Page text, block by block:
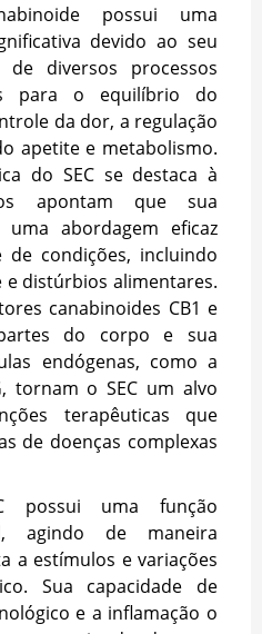
possui uma
devido ao seu
diversos processos
para o equilíbrio do
da dor, a regulação
apetite e metabolismo.
do SEC se destaca à
apontam que sua
abordagem eficaz
condições, incluindo
e distúrbios alimentares.
canabinoides CB1 e
do corpo e sua
endógenas, como a
tornam o SEC um alvo
terapêuticas que
de doenças complexas
possui uma função
agindo de maneira
a estímulos e variações
Sua capacidade de
e a inflamação o